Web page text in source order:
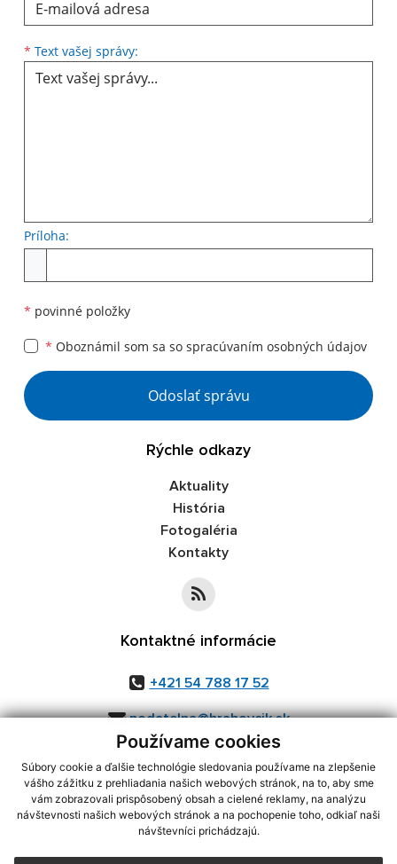
Používame cookies
Súbory cookie a ďalšie technológie sledovania používame na zlepšenie
vášho zážitku z prehliadania našich webových stránok, na to, aby sme
vám zobrazovali prispôsobený obsah a cielené reklamy, na analýzu
návštevnosti našich webových stránok a na pochopenie toho, odkiaľ naši
návštevníci prichádzajú.
* Text vašej správy:
Príloha:
* povinné položky
* Oboznámil som sa so spracúvaním osobných údajov
Google reCaptcha Response
Odoslať správu
Rýchle odkazy
Aktuality
História
Fotogaléria
Kontakty
Kontaktné informácie
+421 54 788 17 52
podatelna@hrabovcik.sk
využite možnosť získavania aktuálnych informácií s využitím RSS
CMS systém (redakčný) systém ECHELON 2,Mapa stránok,web portál
webex.digital, s.r.o.,domény,registrácia domény